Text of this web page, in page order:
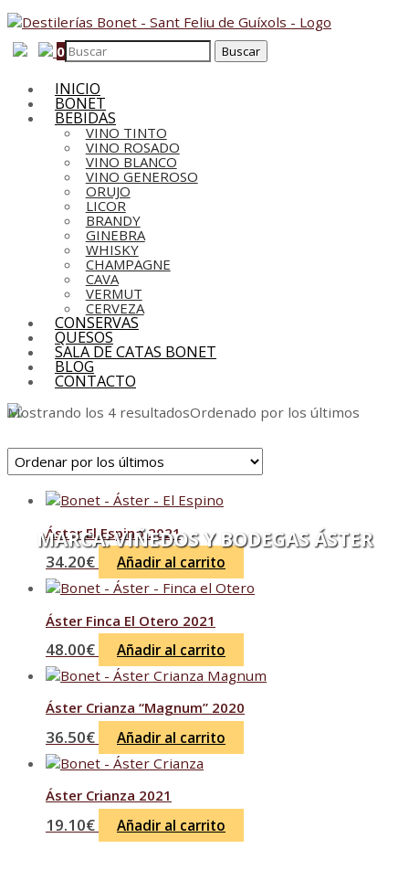
0
INICIO
BONET
BEBIDAS
VINO TINTO
VINO ROSADO
VINO BLANCO
VINO GENEROSO
ORUJO
LICOR
BRANDY
GINEBRA
WHISKY
CHAMPAGNE
CAVA
VERMUT
CERVEZA
CONSERVAS
QUESOS
SALA DE CATAS BONET
BLOG
CONTACTO
MARCA:VIÑEDOS Y BODEGAS ÁSTER
Mostrando los 4 resultadosOrdenado por los últimos
Áster El Espino 2021
34.20€ Añadir al carrito
Áster Finca El Otero 2021
48.00€ Añadir al carrito
Áster Crianza “Magnum” 2020
36.50€ Añadir al carrito
Áster Crianza 2021
19.10€ Añadir al carrito